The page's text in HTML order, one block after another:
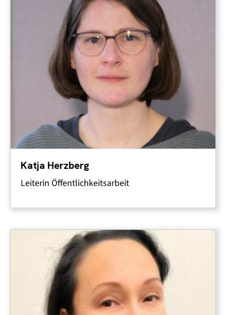
Katja Herzberg
Leiterin Öffentlichkeitsarbeit